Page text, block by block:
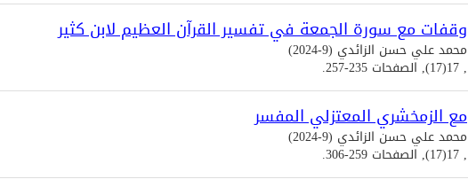
وقفات مع سورة الجمعة في تفسير القرآن العظيم لابن كثير
محمد علي حسن الزائدي (9-2024)
, 17(17), الصفحات 235-257.
مع الزمخشري المعتزلي المفسر
محمد علي حسن الزائدي (9-2024)
, 17(17), الصفحات 259-306.